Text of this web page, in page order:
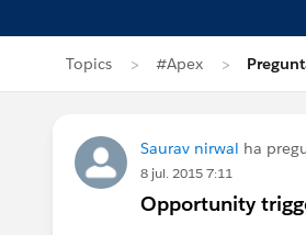
Topics #Apex
Saurav nirwal ha
8 jul. 2015 7:11
Opportunity